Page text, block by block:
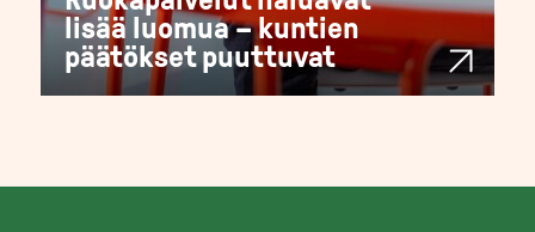
lisää luomua – kuntien
päätökset puuttuvat